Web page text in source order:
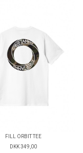
FILL ORBIT TEE
DKK 349,00